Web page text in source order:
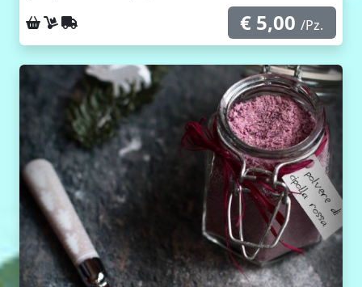
Ritiro sul posto
Consegna a domicilio
Spedizione con corriere € 5,00/Pz.